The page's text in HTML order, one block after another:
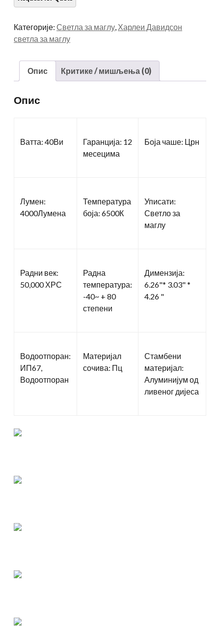
Категорије: Светла за маглу Харлеи Давидсон
светла за маглу
Опис Критике / мишљења (0)
Опис
Ватта: 40Ви
Гаранција: 12
месецима
Боја чаше: Црн
Лумен:
4000Лумена
Температура
боја: 6500К
Уписати:
Светло за
маглу
Радни век:
50,000 ХРС
Радна
температура:
-40~ + 80
степени
Димензија:
6.26"* 3.03" *
4.26 "
Водоотпоран:
ИП67,
Водоотпоран
Материјал
сочива: Пц
Стамбени
материјал:
Алуминијум од
ливеног дијеса